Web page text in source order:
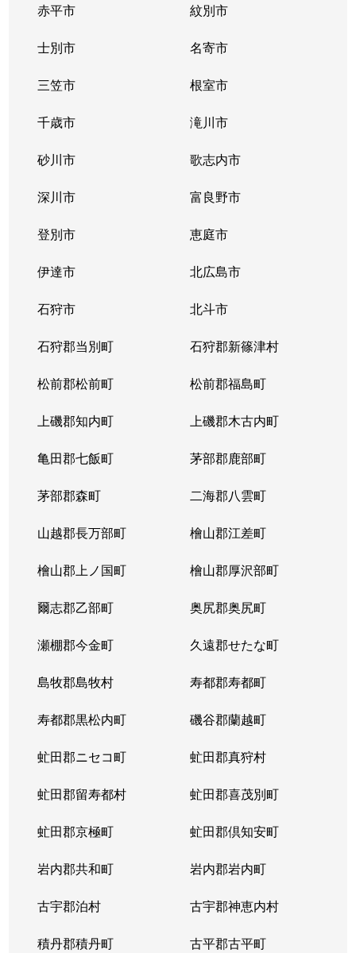
赤平市 紋別市
士別市 名寄市
三笠市 根室市
千歳市 滝川市
砂川市 歌志内市
深川市 富良野市
登別市 恵庭市
伊達市 北広島市
石狩市 北斗市
石狩郡当別町 石狩郡新篠津村
松前郡松前町 松前郡福島町
上磯郡知内町 上磯郡木古内町
亀田郡七飯町 茅部郡鹿部町
茅部郡森町 二海郡八雲町
山越郡長万部町 檜山郡江差町
檜山郡上ノ国町 檜山郡厚沢部町
爾志郡乙部町 奥尻郡奥尻町
瀬棚郡今金町 久遠郡せたな町
島牧郡島牧村 寿都郡寿都町
寿都郡黒松内町 磯谷郡蘭越町
虻田郡ニセコ町 虻田郡真狩村
虻田郡留寿都村 虻田郡喜茂別町
虻田郡京極町 虻田郡倶知安町
岩内郡共和町 岩内郡岩内町
古宇郡泊村 古宇郡神恵内村
積丹郡積丹町 古平郡古平町